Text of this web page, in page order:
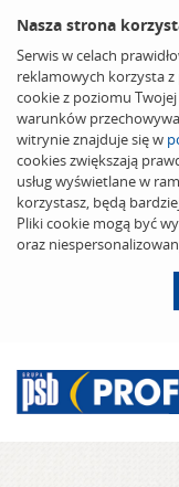
Nasza strona
Serwis w celach
reklamowych korzysta
cookie z poziomu
warunków
witrynie znajduje się w
cookies zwiększają
usług wyświetlane w
korzystasz, będą
Pliki cookie mogą być
oraz